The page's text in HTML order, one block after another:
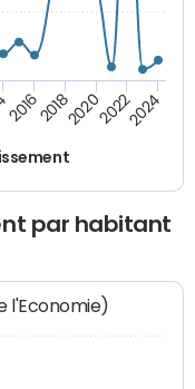
20162018202020222024
par habitant
l'Economie)